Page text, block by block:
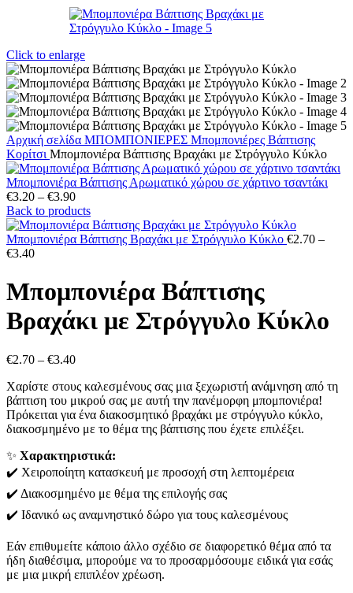
Click to enlarge
Αρχική σελίδα ΜΠΟΜΠΟΝΙΕΡΕΣ Μπομπονιέρες Βάπτισης
Κορίτσι Μπομπονιέρα Βάπτισης Βραχάκι με Στρόγγυλο Κύκλο
Μπομπονιέρα Βάπτισης Αρωματικό χώρου σε χάρτινο τσαντάκι
€3.20 – €3.90Price
range:
€3.20
through
Back to products
Μπομπονιέρα Βάπτισης Βραχάκι με Στρόγγυλο Κύκλο €2.70 –
€3.40Price
through
€3.40
Μπομπονιέρα Βάπτισης
Βραχάκι με Στρόγγυλο Κύκλο
€2.70 – €3.40Price
€2.70
through
€3.40
Χαρίστε στους καλεσμένους σας μια ξεχωριστή ανάμνηση από τη
βάπτιση του μικρού σας με αυτή την πανέμορφη μπομπονιέρα!
Πρόκειται για ένα διακοσμητικό βραχάκι με στρόγγυλο κύκλο,
διακοσμημένο με το θέμα της βάπτισης που έχετε επιλέξει.
✨ Χαρακτηριστικά:
✔️ Χειροποίητη κατασκευή με προσοχή στη λεπτομέρεια
✔️ Διακοσμημένο με θέμα της επιλογής σας
✔️ Ιδανικό ως αναμνηστικό δώρο για τους καλεσμένους
Εάν επιθυμείτε κάποιο άλλο σχέδιο σε διαφορετικό θέμα από τα
ήδη διαθέσιμα, μπορούμε να το προσαρμόσουμε ειδικά για εσάς
με μια μικρή επιπλέον χρέωση.